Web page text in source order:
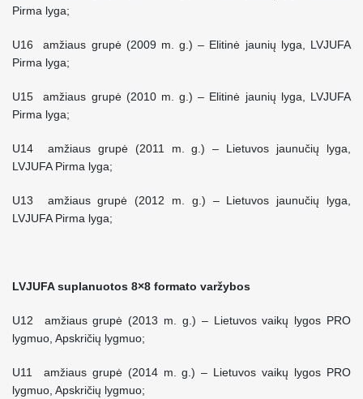
Pirma lyga;
U16 amžiaus grupė (2009 m. g.) – Elitinė jaunių lyga, LVJUFA
Pirma lyga;
U15 amžiaus grupė (2010 m. g.) – Elitinė jaunių lyga, LVJUFA
Pirma lyga;
U14 amžiaus grupė (2011 m. g.) – Lietuvos jaunučių lyga,
LVJUFA Pirma lyga;
U13 amžiaus grupė (2012 m. g.) – Lietuvos jaunučių lyga,
LVJUFA Pirma lyga;
LVJUFA suplanuotos 8×8 formato varžybos
U12 amžiaus grupė (2013 m. g.) – Lietuvos vaikų lygos PRO
lygmuo, Apskričių lygmuo;
U11 amžiaus grupė (2014 m. g.) – Lietuvos vaikų lygos PRO
lygmuo, Apskričių lygmuo;